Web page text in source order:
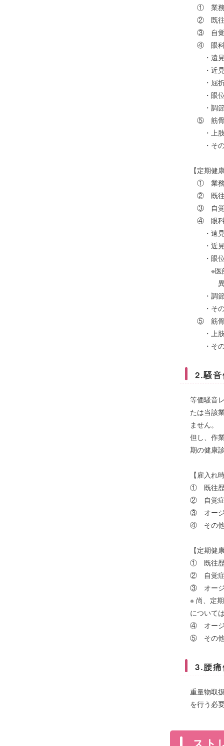
① 業務
② 既往
③ 自覚
④ 眼
・遠見
・近見
・屈折
・眼位
・調節
⑤ 筋骨
・上肢
・その
【定期健
① 業務
② 既往
③ 自覚
④ 眼科
・遠見
・近見
・眼位
※医師の
異常
・調節
・その
⑤ 筋骨
・上肢
・その
2.騒
等価騒音
たは当該
ません。
但し、作
期の健康
【雇入れ
① 既往歴
② 自覚症
③ オージ
④ その他
【定期健
① 既往歴
② 自覚症
③ オージ
※ 尚、定
について
④ オージ
⑤ その他
3.腰
重量物取
を行う必